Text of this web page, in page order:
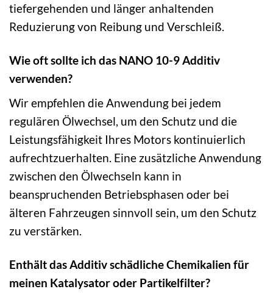
tiefergehenden und länger anhaltenden
Reduzierung von Reibung und Verschleiß.
Wie oft sollte ich das NANO 10-9 Additiv
verwenden?
Wir empfehlen die Anwendung bei jedem
regulären Ölwechsel, um den Schutz und die
Leistungsfähigkeit Ihres Motors kontinuierlich
aufrechtzuerhalten. Eine zusätzliche Anwendung
zwischen den Ölwechseln kann in
beanspruchenden Betriebsphasen oder bei
älteren Fahrzeugen sinnvoll sein, um den Schutz
zu verstärken.
Enthält das Additiv schädliche Chemikalien für
meinen Katalysator oder Partikelfilter?